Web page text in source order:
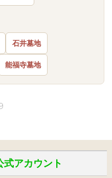
石井墓地
能福寺墓地
アカウント